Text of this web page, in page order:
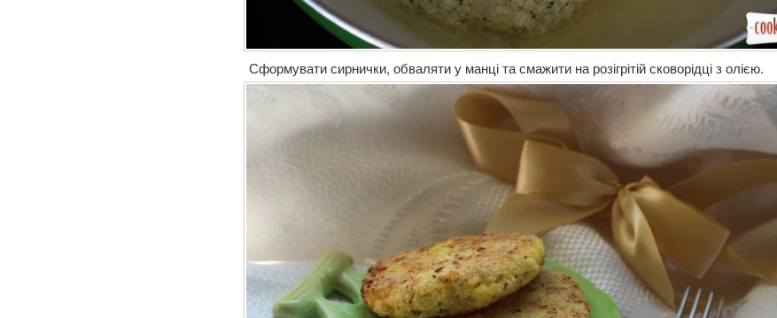
Сформувати сирнички, обваляти у манці та смажити на розігрітій сковорідці з олією.